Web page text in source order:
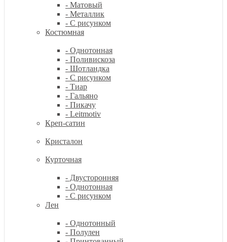
- Матовый
- Металлик
- С рисунком
Костюмная
- Однотонная
- Поливискоза
- Шотландка
- С рисунком
- Тиар
- Гальяно
- Пикачу
- Leitmotiv
Креп-сатин
Кристалон
Курточная
- Двусторонняя
- Однотонная
- С рисунком
Лен
- Однотонный
- Полулен